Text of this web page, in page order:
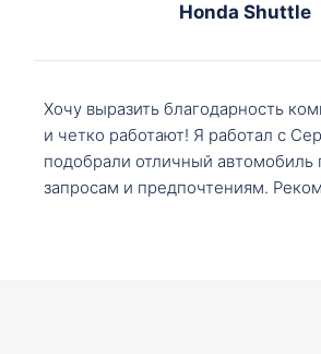
Honda Shuttle
Хочу выразить благодарность
и четко работают! Я работал с
подобрали отличный
запросам и предпочтениям.